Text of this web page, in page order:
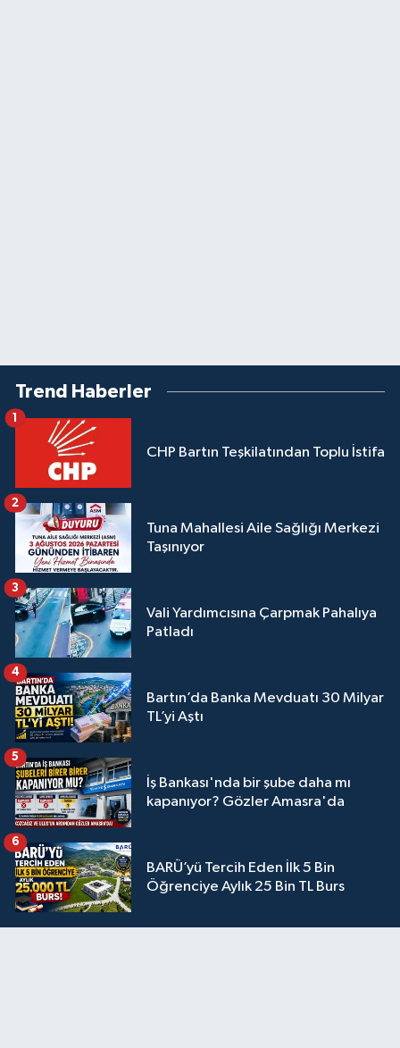
Trend Haberler
CHP Bartın Teşkilatından Toplu İstifa
1
Tuna Mahallesi Aile Sağlığı Merkezi
Taşınıyor
2
Vali Yardımcısına Çarpmak Pahalıya
Patladı
3
Bartın’da Banka Mevduatı 30 Milyar
TL’yi Aştı
4
İş Bankası'nda bir şube daha mı
kapanıyor? Gözler Amasra'da
5
BARÜ’yü Tercih Eden İlk 5 Bin
Öğrenciye Aylık 25 Bin TL Burs
6